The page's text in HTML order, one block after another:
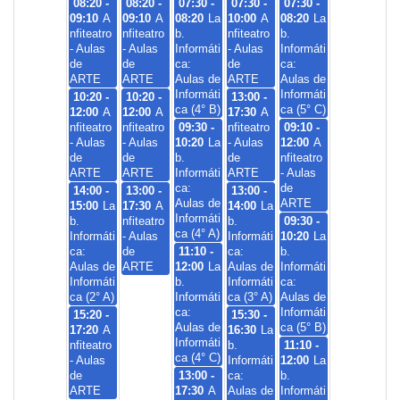
07:30 -
08:20 La
b.
Informáti
ca:
Aulas de
Informáti
ca (4° B)
09:30 -
10:20 La
b.
Informáti
ca:
Aulas de
Informáti
ca (4° A)
11:10 -
12:00 La
b.
Informáti
ca:
Aulas de
Informáti
ca (4° C)
07:30 -
08:20 La
b.
Informáti
ca:
Aulas de
Informáti
ca (5° C)
09:30 -
10:20 La
b.
Informáti
ca:
Aulas de
Informáti
ca (5° B)
11:10 -
12:00 La
b.
Informáti
14:00 -
15:00 La
b.
Informáti
ca:
Aulas de
Informáti
ca (2° A)
13:00 -
14:00 La
b.
Informáti
ca:
Aulas de
Informáti
ca (3° A)
15:30 -
16:30 La
b.
Informáti
ca:
Aulas de
08:20 -
09:10 A
nfiteatro
- Aulas
de
ARTE
08:20 -
09:10 A
nfiteatro
- Aulas
de
ARTE
10:20 -
12:00 A
nfiteatro
- Aulas
de
ARTE
10:20 -
12:00 A
nfiteatro
- Aulas
de
ARTE
07:30 -
10:00 A
nfiteatro
- Aulas
de
ARTE
09:10 -
12:00 A
nfiteatro
- Aulas
de
ARTE
15:20 -
17:20 A
nfiteatro
- Aulas
de
ARTE
13:00 -
17:30 A
nfiteatro
- Aulas
de
ARTE
13:00 -
17:30 A
13:00 -
17:30 A
nfiteatro
- Aulas
de
ARTE